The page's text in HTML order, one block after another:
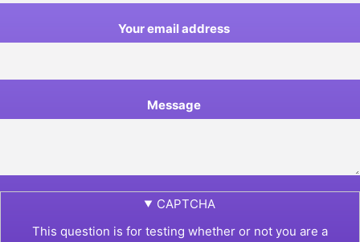
Your email address
Message
CAPTCHA
This question is for testing whether or not you are a